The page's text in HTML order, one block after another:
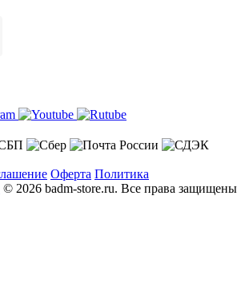
Оферта Политика
© 2026 badm-store.ru. Все права защищены